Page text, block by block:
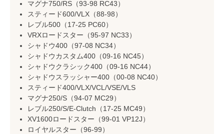
マグナ750/RS（93-98 RC43）
スティード600/VLX（88-98）
レブル500（17-25 PC60）
VRXロードスター（95-97 NC33）
シャドウ400（97-08 NC34）
シャドウカスタム400（09-16 NC45）
シャドウクラシック400（09-16 NC44）
シャドウスラッシャー400（00-08 NC40）
スティード400/VLX/VCL/VSE/VLS
マグナ250/S（94-07 MC29）
レブル250/S/E-Clutch（17-25 MC49）
XV1600ロードスター（99-01 VP12J）
ロイヤルスター（96-99）